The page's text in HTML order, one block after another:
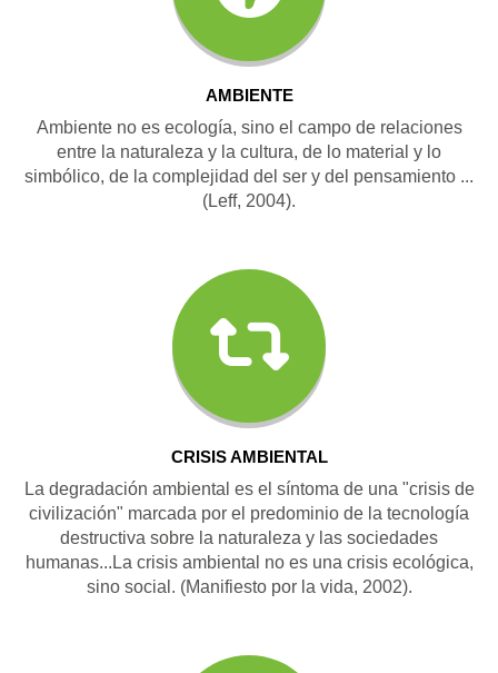
AMBIENTE
Ambiente no es ecología, sino el campo de relaciones
entre la naturaleza y la cultura, de lo material y lo
simbólico, de la complejidad del ser y del pensamiento ...
(Leff, 2004).
CRISIS AMBIENTAL
La degradación ambiental es el síntoma de una "crisis de
civilización" marcada por el predominio de la tecnología
destructiva sobre la naturaleza y las sociedades
humanas...La crisis ambiental no es una crisis ecológica,
sino social. (Manifiesto por la vida, 2002).